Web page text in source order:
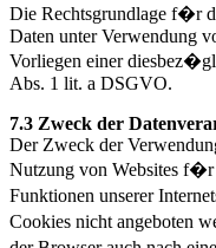
Die Rechtsgrundlage f�r
Daten unter Verwendung
Vorliegen einer
Abs. 1 lit. a DSGVO.
7.3 Zweck der
Der Zweck der
Nutzung von Websites
Funktionen unserer
Cookies nicht angeboten